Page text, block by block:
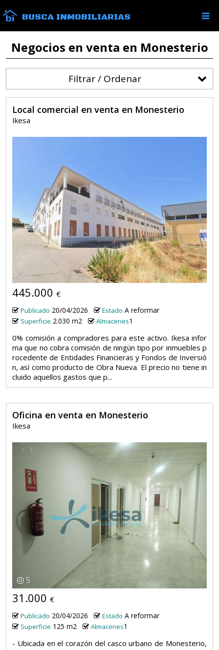
BUSCA INMOBILIARIAS
Negocios en venta en Monesterio
Filtrar / Ordenar
Local comercial en venta en Monesterio
Ikesa
1
445.000 €
Publicado 20/04/2026 Estado A reformar
Superficie 2.030 m2 Almacenes1
0% comisión a compradores para este activo. Ikesa infor
ma que no cobra comisión de ningún tipo por inmuebles p
rocedente de Entidades Financieras y Fondos de Inversió
n, así como producto de Obra Nueva. El precio no tiene in
cluido aquellos gastos que p...
Oficina en venta en Monesterio
Ikesa
5
31.000 €
Publicado 20/04/2026 Estado A reformar
Superficie 125 m2 Almacenes1
- Ubicada en el corazón del casco urbano de Monesterio,